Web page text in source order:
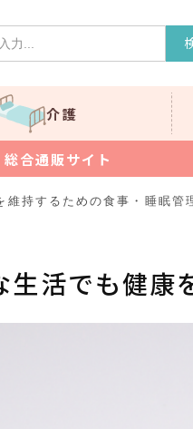
介護
合通販サイト
維持するための食事・睡眠管
生活でも健康